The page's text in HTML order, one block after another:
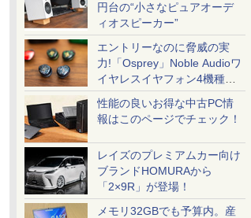
円台の“小さなピュアオーデ
ィオスピーカー”
エントリーなのに脅威の実
力!「Osprey」Noble Audioワ
イヤレスイヤフォン4機種を
一気に聴く
性能の良いお得な中古PC情
報はこのページでチェック！
レイズのプレミアムカー向け
ブランドHOMURAから
「2×9R」が登場！
メモリ32GBでも予算内。産